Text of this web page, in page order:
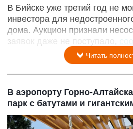
В Бийске уже третий год не
инвестора для
дома. Аукцион признали
заявок даже не поступало,
Читать
В аэропорту Горно-
парк с батутами и